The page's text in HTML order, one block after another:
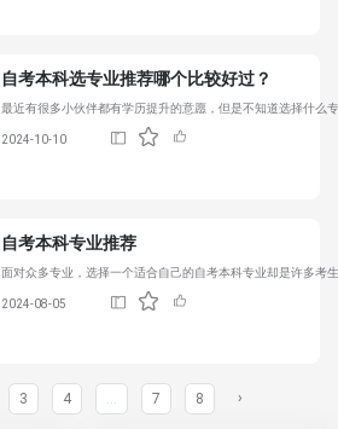
自考本科选专业推荐哪个比较好过？
最近有很多小伙伴都有学历提升的意愿，但是不知道选择什么
2024-10-10
自考本科专业推荐
面对众多专业，选择一个适合自己的自考本科专业却是许多考
2024-08-05
3 4 ... 7 8 ›